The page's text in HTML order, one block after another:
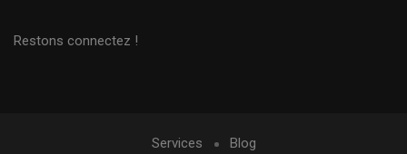
Restons connectez !
Services Blog